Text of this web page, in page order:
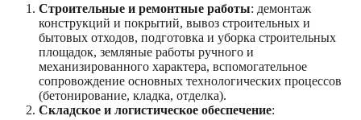
Строительные и ремонтные работы: демонтаж
конструкций и покрытий, вывоз строительных и
бытовых отходов, подготовка и уборка строительных
площадок, земляные работы ручного и
механизированного характера, вспомогательное
сопровождение основных технологических процессов
(бетонирование, кладка, отделка).
Складское и логистическое обеспечение: